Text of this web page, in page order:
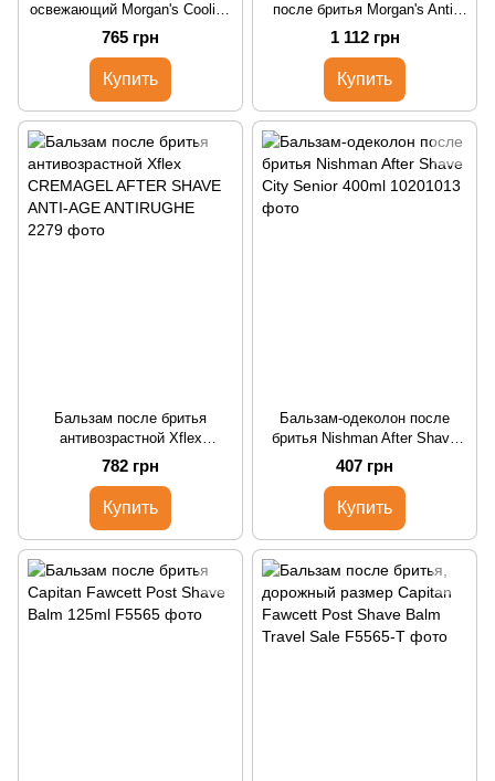
освежающий Morgan's Cooling
After Shave Gel 250 ml
765 грн
Купить
после бритья Morgan's Anti-
Ageing After-Shave Balm 100ml
1 112 грн
Купить
Бальзам после бритья
антивозрастной Xflex
CREMAGEL AFTER SHAVE
ANTI-AGE ANTIRUGHE
782 грн
Купить
Бальзам-одеколон после
бритья Nishman After Shave
City Senior 400ml
407 грн
Купить